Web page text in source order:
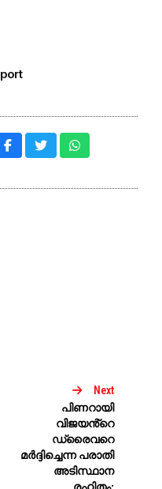
Next
പിണറായി
വിജയൻ്റെ
‍ഡ്രൈവറെ
മർദ്ദിച്ചെന്ന പരാതി
അടിസ്ഥാന
രഹിതം;